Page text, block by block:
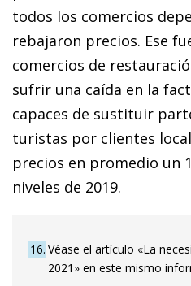
todos los comercios
rebajaron precios. Ese
comercios de
sufrir una caída en la
capaces de sustituir
turistas por clientes
precios en promedio un
niveles de 2019.
16 Véase el artículo «La
2021» en este mismo